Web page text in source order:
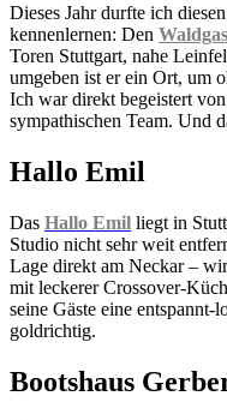
Dieses Jahr durfte ich
kennenlernen: Den
Toren Stuttgart, nahe
umgeben ist er ein Ort, um
Ich war direkt begeistert
sympathischen Team. Und
Hallo Emil
Das Hallo Emil liegt in
Studio nicht sehr weit
Lage direkt am Neckar –
mit leckerer Crossover-
seine Gäste eine
goldrichtig.
Bootshaus